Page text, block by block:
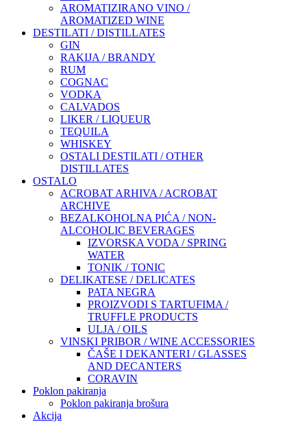
AROMATIZIRANO VINO /
AROMATIZED WINE
DESTILATI / DISTILLATES
GIN
RAKIJA / BRANDY
RUM
COGNAC
VODKA
CALVADOS
LIKER / LIQUEUR
TEQUILA
WHISKEY
OSTALI DESTILATI / OTHER
DISTILLATES
OSTALO
ACROBAT ARHIVA / ACROBAT
ARCHIVE
BEZALKOHOLNA PIĆA / NON-
ALCOHOLIC BEVERAGES
IZVORSKA VODA / SPRING
WATER
TONIK / TONIC
DELIKATESE / DELICATES
PATA NEGRA
PROIZVODI S TARTUFIMA /
TRUFFLE PRODUCTS
ULJA / OILS
VINSKI PRIBOR / WINE ACCESSORIES
ČAŠE I DEKANTERI / GLASSES
AND DECANTERS
CORAVIN
Poklon pakiranja
Poklon pakiranja brošura
Akcija